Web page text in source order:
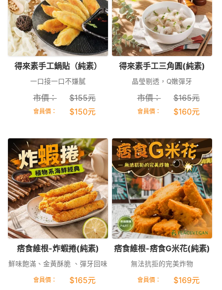
得來素手工鍋貼（純素）
一口接一口不嫌膩
市價： $155元
會員價： $150元
得來素手工三角圓(純素)
晶瑩剔透，Q嫩彈牙
市價： $165元
會員價： $160元
痞食維根-炸蝦捲(純素)
鮮味飽滿、金黃酥脆 、彈牙回味
會員價： $165元
痞食維根-痞食G米花(純素)
無法抗拒的完美炸物
會員價： $169元